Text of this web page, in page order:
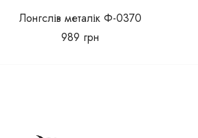
Лонгслів металік Ф-0370
989 грн